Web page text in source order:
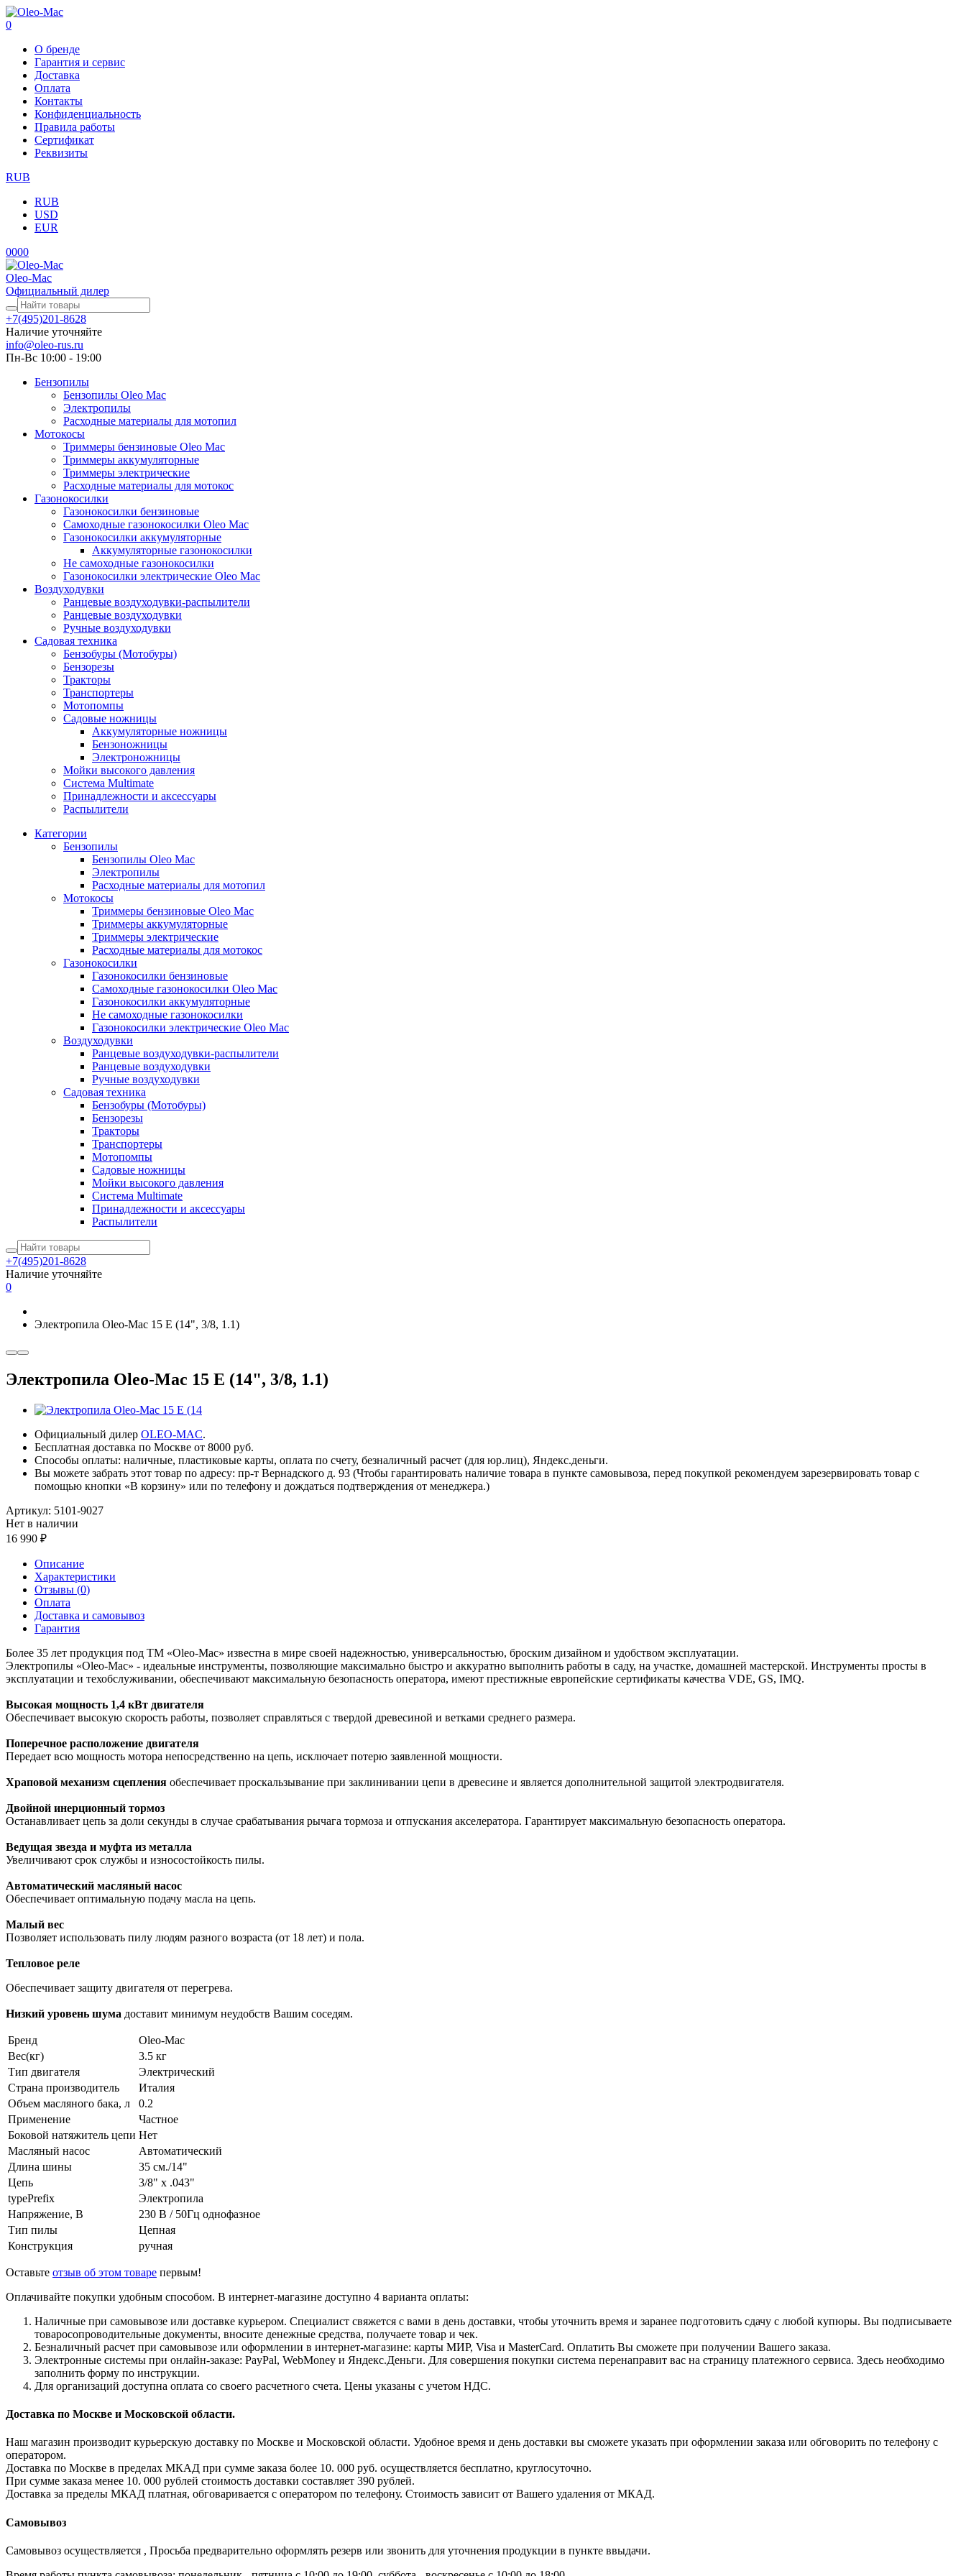
0
О бренде
Гарантия и сервис
Доставка
Оплата
Контакты
Конфиденциальность
Правила работы
Сертификат
Реквизиты
RUB
RUB
USD
EUR
0000
Oleo-Mac
Официальный дилер
+7(495)201-8628
Наличие уточняйте
info@oleo-rus.ru
Пн-Вс 10:00 - 19:00
Бензопилы
Бензопилы Oleo Mac
Электропилы
Расходные материалы для мотопил
Мотокосы
Триммеры бензиновые Oleo Mac
Триммеры аккумуляторные
Триммеры электрические
Расходные материалы для мотокос
Газонокосилки
Газонокосилки бензиновые
Самоходные газонокосилки Oleo Mac
Газонокосилки аккумуляторные
Аккумуляторные газонокосилки
Не самоходные газонокосилки
Газонокосилки электрические Oleo Mac
Воздуходувки
Ранцевые воздуходувки-распылители
Ранцевые воздуходувки
Ручные воздуходувки
Садовая техника
Бензобуры (Мотобуры)
Бензорезы
Тракторы
Транспортеры
Мотопомпы
Садовые ножницы
Аккумуляторные ножницы
Бензоножницы
Электроножницы
Мойки высокого давления
Система Multimate
Принадлежности и аксессуары
Распылители
Категории
Бензопилы
Бензопилы Oleo Mac
Электропилы
Расходные материалы для мотопил
Мотокосы
Триммеры бензиновые Oleo Mac
Триммеры аккумуляторные
Триммеры электрические
Расходные материалы для мотокос
Газонокосилки
Газонокосилки бензиновые
Самоходные газонокосилки Oleo Mac
Газонокосилки аккумуляторные
Не самоходные газонокосилки
Газонокосилки электрические Oleo Mac
Воздуходувки
Ранцевые воздуходувки-распылители
Ранцевые воздуходувки
Ручные воздуходувки
Садовая техника
Бензобуры (Мотобуры)
Бензорезы
Тракторы
Транспортеры
Мотопомпы
Садовые ножницы
Мойки высокого давления
Система Multimate
Принадлежности и аксессуары
Распылители
+7(495)201-8628
Наличие уточняйте
0
Электропила Oleo-Mac 15 E (14", 3/8, 1.1)
Электропила Oleo-Mac 15 E (14", 3/8, 1.1)
Официальный дилер OLEO-MAC.
Бесплатная доставка по Москве от 8000 руб.
Способы оплаты: наличные, пластиковые карты, оплата по счету, безналичный расчет (для юр.лиц), Яндекс.деньги.
Вы можете забрать этот товар по адресу: пр-т Вернадского д. 93 (Чтобы гарантировать наличие товара в пункте самовывоза, перед покупкой рекомендуем зарезервировать товар с
помощью кнопки «В корзину» или по телефону и дождаться подтверждения от менеджера.)
Артикул: 5101-9027
Нет в наличии
16 990
Описание
Характеристики
Отзывы (0)
Оплата
Доставка и самовывоз
Гарантия
Более 35 лет продукция под ТМ «Oleo-Mac» известна в мире своей надежностью, универсальностью, броским дизайном и удобством эксплуатации.
Электропилы «Oleo-Mac» - идеальные инструменты, позволяющие максимально быстро и аккуратно выполнить работы в саду, на участке, домашней мастерской. Инструменты просты в
эксплуатации и техобслуживании, обеспечивают максимальную безопасность оператора, имеют престижные европейские сертификаты качества VDE, GS, IMQ.
Высокая мощность 1,4 кВт двигателя
Обеспечивает высокую скорость работы, позволяет справляться с твердой древесиной и ветками среднего размера.
Поперечное расположение двигателя
Передает всю мощность мотора непосредственно на цепь, исключает потерю заявленной мощности.
Храповой механизм сцепления обеспечивает проскальзывание при заклинивании цепи в древесине и является дополнительной защитой электродвигателя.
Двойной инерционный тормоз
Останавливает цепь за доли секунды в случае срабатывания рычага тормоза и отпускания акселератора. Гарантирует максимальную безопасность оператора.
Ведущая звезда и муфта из металла
Увеличивают срок службы и износостойкость пилы.
Автоматический масляный насос
Обеспечивает оптимальную подачу масла на цепь.
Малый вес
Позволяет использовать пилу людям разного возраста (от 18 лет) и пола.
Тепловое реле
Обеспечивает защиту двигателя от перегрева.
Низкий уровень шума доставит минимум неудобств Вашим соседям.
Бренд
Oleo-Mac
Вес(кг)
3.5 кг
Тип двигателя
Электрический
Страна производитель
Италия
Объем масляного бака, л
0.2
Применение
Частное
Боковой натяжитель цепи Нет
Масляный насос
Автоматический
Длина шины
35 см./14"
Цепь
3/8" х .043"
typePrefix
Электропила
Напряжение, В
230 В / 50Гц однофазное
Тип пилы
Цепная
Конструкция
ручная
Оставьте отзыв об этом товаре первым!
Оплачивайте покупки удобным способом. В интернет-магазине доступно 4 варианта оплаты:
Наличные при самовывозе или доставке курьером. Специалист свяжется с вами в день доставки, чтобы уточнить время и заранее подготовить сдачу с любой купюры. Вы подписываете
товаросопроводительные документы, вносите денежные средства, получаете товар и чек.
Безналичный расчет при самовывозе или оформлении в интернет-магазине: карты МИР, Visa и MasterCard. Оплатить Вы сможете при получении Вашего заказа.
Электронные системы при онлайн-заказе: PayPal, WebMoney и Яндекс.Деньги. Для совершения покупки система перенаправит вас на страницу платежного сервиса. Здесь необходимо
заполнить форму по инструкции.
Для организаций доступна оплата со своего расчетного счета. Цены указаны с учетом НДС.
Доставка по Москве и Московской области.
Наш магазин производит курьерскую доставку по Москве и Московской области. Удобное время и день доставки вы сможете указать при оформлении заказа или обговорить по телефону с
оператором.
Доставка по Москве в пределах МКАД при сумме заказа более 10. 000 руб. осуществляется бесплатно, круглосуточно.
При сумме заказа менее 10. 000 рублей стоимость доставки составляет 390 рублей.
Доставка за пределы МКАД платная, обговаривается с оператором по телефону. Стоимость зависит от Вашего удаления от МКАД.
Самовывоз
Самовывоз осуществляется , Просьба предварительно оформлять резерв или звонить для уточнения продукции в пункте ввыдачи.